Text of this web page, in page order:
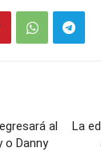
al
o Danny
La